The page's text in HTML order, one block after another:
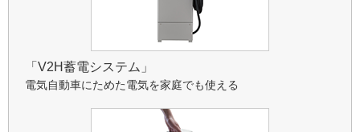
「V2H蓄電システム」
電気自動車にためた電気を家庭でも使える